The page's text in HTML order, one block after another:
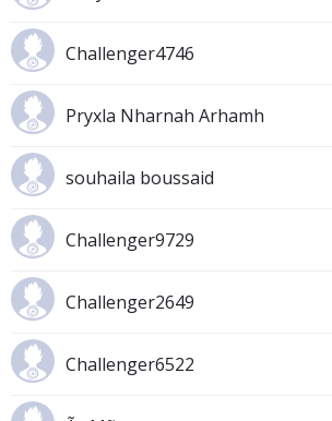
Challenger4746
Pryxla Nharnah Arhamh
souhaila boussaid
Challenger9729
Challenger2649
Challenger6522